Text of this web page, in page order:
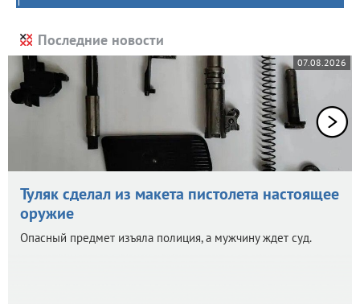
Последние новости
07.08.2026
Туляк сделал из макета пистолета настоящее
оружие
Опасный предмет изъяла полиция, а мужчину ждет суд.